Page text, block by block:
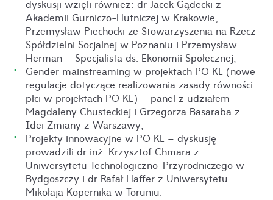
dyskusji wzięli również: dr Jacek Gądecki z
Akademii Gurniczo-Hutniczej w Krakowie,
Przemysław Piechocki ze Stowarzyszenia na Rzecz
Spółdzielni Socjalnej w Poznaniu i Przemysław
Herman – Specjalista ds. Ekonomii Społecznej;
Gender mainstreaming w projektach PO KL (nowe
regulacje dotyczące realizowania zasady równości
płci w projektach PO KL) – panel z udziałem
Magdaleny Chusteckiej i Grzegorza Basaraba z
Idei Zmiany z Warszawy;
Projekty innowacyjne w PO KL – dyskusję
prowadzili dr inż. Krzysztof Chmara z
Uniwersytetu Technologiczno-Przyrodniczego w
Bydgoszczy i dr Rafał Haffer z Uniwersytetu
Mikołaja Kopernika w Toruniu.